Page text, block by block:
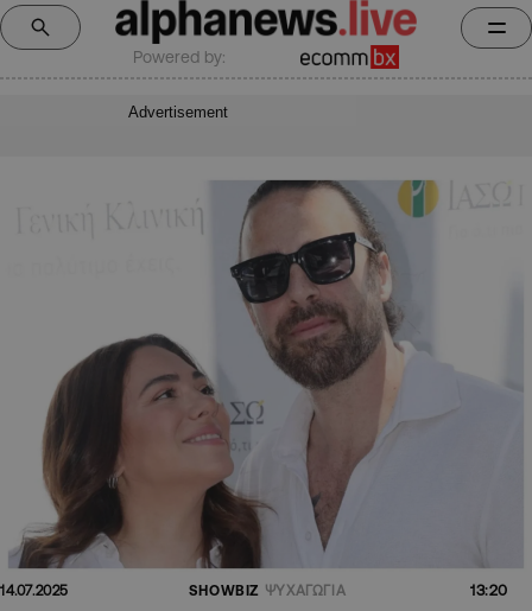
Powered by:
Advertisement
14.07.2025 SHOWBIZ ΨΥΧΑΓΩΓΙΑ 13:20